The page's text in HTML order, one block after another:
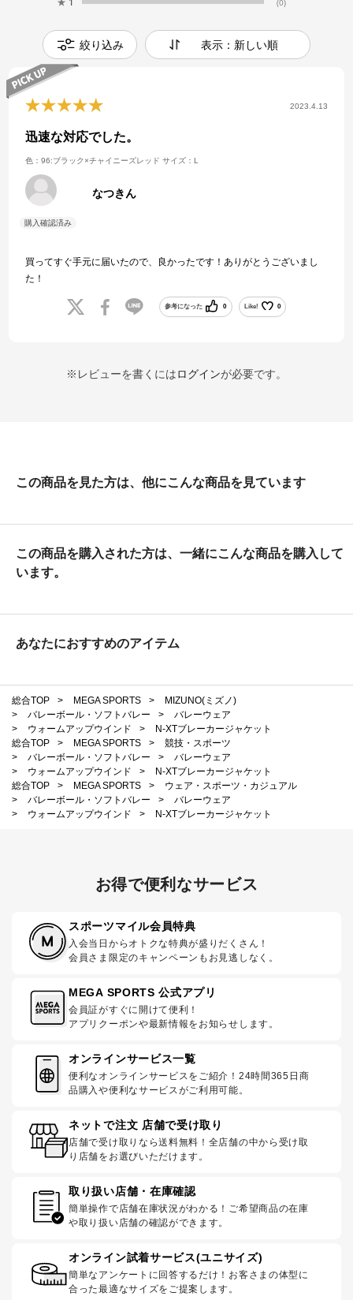
絞り込み 表示：新しい順
2023.4.13
迅速な対応でした。
色：96:ブラック×チャイニーズレッド サイズ：L
なつきん
買ってすぐ手元に届いたので、良かったです！ありがとうございまし
た！
参考になった 0 Like! 0
※レビューを書くにはログインが必要です。
この商品を見た方は、他にこんな商品を見ています
この商品を購入された方は、一緒にこんな商品を購入して
います。
あなたにおすすめのアイテム
総合TOP > MEGA SPORTS >
MIZUNO(ミズノ)
>
バレーボール・ソフトバレー >
バレーウェア
>
ウォームアップウインド >
N-XTブレーカージャケット
総合TOP
> MEGA SPORTS >
競技・スポーツ
>
バレーボール・ソフトバレー >
バレーウェア
>
ウォームアップウインド >
N-XTブレーカージャケット
総合TOP
> MEGA SPORTS >
ウェア・スポーツ・カジュアル
>
バレーボール・ソフトバレー >
バレーウェア
>
ウォームアップウインド > N-XTブレーカージャケット
お得で便利なサービス
スポーツマイル会員特典
入会当日からオトクな特典が盛りだくさん！
会員さま限定のキャンペーンもお見逃しなく。
MEGA SPORTS 公式アプリ
会員証がすぐに開けて便利！
アプリクーポンや最新情報をお知らせします。
オンラインサービス一覧
便利なオンラインサービスをご紹介！24時間365日商
品購入や便利なサービスがご利用可能。
ネットで注文 店舗で受け取り
店舗で受け取りなら送料無料！全店舗の中から受け取
り店舗をお選びいただけます。
取り扱い店舗・在庫確認
簡単操作で店舗在庫状況がわかる！ご希望商品の在庫
や取り扱い店舗の確認ができます。
オンライン試着サービス(ユニサイズ)
簡単なアンケートに回答するだけ！お客さまの体型に
合った最適なサイズをご提案します。